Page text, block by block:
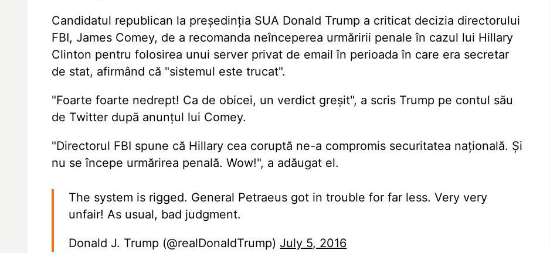
Candidatul republican la președinția SUA Donald Trump a criticat decizia directorului
FBI, James Comey, de a recomanda neînceperea urmăririi penale în cazul lui Hillary
Clinton pentru folosirea unui server privat de email în perioada în care era secretar
de stat, afirmând că "sistemul este trucat".
"Foarte foarte nedrept! Ca de obicei, un verdict greșit", a scris Trump pe contul său
de Twitter după anunțul lui Comey.
"Directorul FBI spune că Hillary cea coruptă ne-a compromis securitatea națională. Și
nu se începe urmărirea penală. Wow!", a adăugat el.
The system is rigged. General Petraeus got in trouble for far less. Very very
unfair! As usual, bad judgment.
Donald J. Trump (@realDonaldTrump) July 5, 2016